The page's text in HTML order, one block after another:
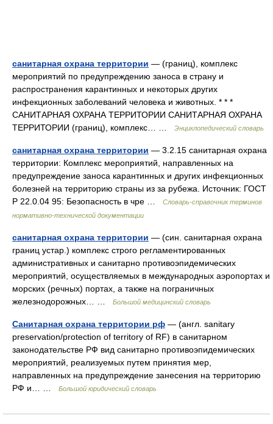
санитарная охрана территории — (границ), комплекс
мероприятий по предупреждению заноса в страну и
распространения карантинных и некоторых других
инфекционных заболеваний человека и животных. * * *
САНИТАРНАЯ ОХРАНА ТЕРРИТОРИИ САНИТАРНАЯ ОХРАНА
ТЕРРИТОРИИ (границ), комплекс… …
Энциклопедический словарь
санитарная охрана территории — 3.2.15 санитарная охрана
территории: Комплекс мероприятий, направленных на
предупреждение заноса карантинных и других инфекционных
болезней на территорию страны из за рубежа. Источник: ГОСТ
Р 22.0.04 95: Безопасность в чре …
Словарь-справочник терминов
нормативно-технической документации
санитарная охрана территории — (син. санитарная охрана
границ устар.) комплекс строго регламентированных
административных и санитарно противоэпидемических
мероприятий, осуществляемых в международных аэропортах и
морских (речных) портах, а также на пограничных
железнодорожных… …
Большой медицинский словарь
Санитарная охрана территории рф — (англ. sanitary
preservation/protection of territory of RF) в санитарном
законодательстве РФ вид санитарно противоэпидемических
мероприятий, реализуемых путем принятия мер,
направленных на предупреждение занесения на территорию
РФ и… …
Большой юридический словарь